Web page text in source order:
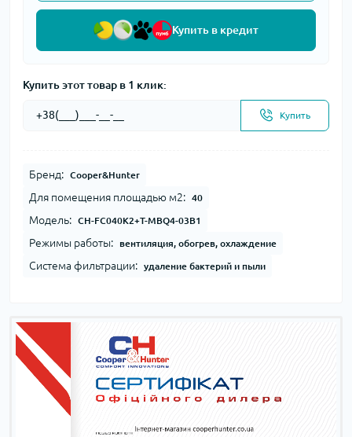
Купить в кредит
Купить этот товар в 1 клик:
Купить
Бренд: Cooper&Hunter
Для помещения площадью м2: 40
Модель: CH-FC040K2+T-MBQ4-03B1
Режимы работы: вентиляция, обогрев, охлаждение
Система фильтрации: удаление бактерий и пыли